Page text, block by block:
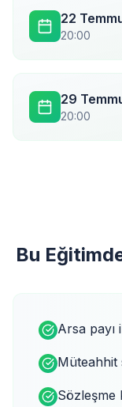
22
20:00
29
20:00
Bu
Arsa payı
Müteahhit
Sözleşme